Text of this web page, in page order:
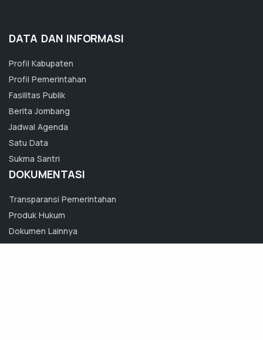
DATA DAN INFORMASI
Profil Kabupaten
Profil Pemerintahan
Fasilitas Publik
Berita Jombang
Jadwal Agenda
Satu Data
Sukma Santri
DOKUMENTASI
Transparansi Pemerintahan
Produk Hukum
Dokumen Lainnya
Foto